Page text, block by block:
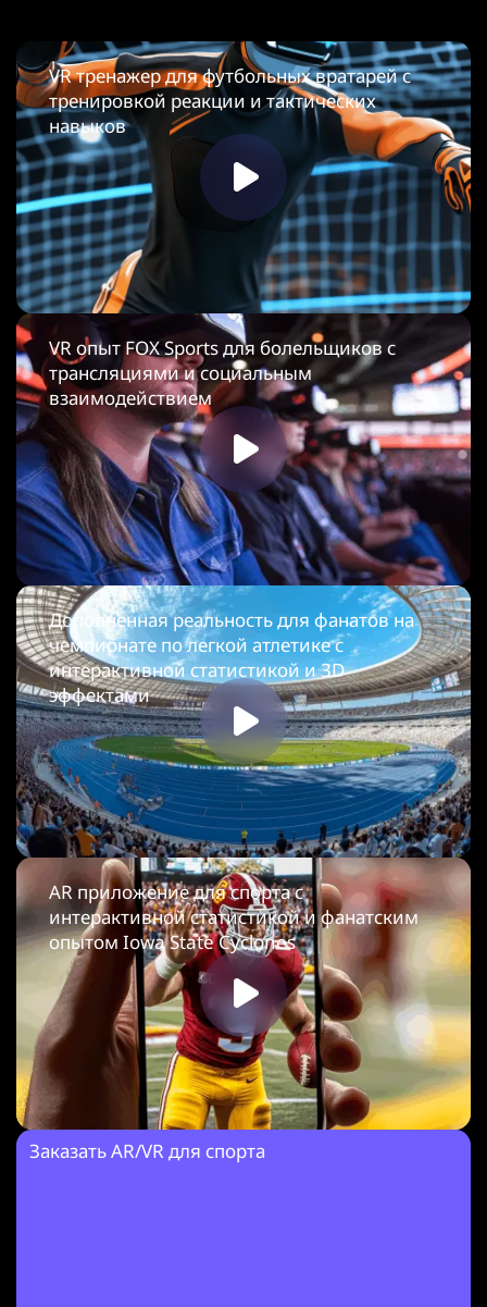
VR тренажер для футбольных вратарей с
тренировкой реакции и тактических
навыков
VR опыт FOX Sports для болельщиков с
трансляциями и социальным
взаимодействием
Дополненная реальность для фанатов на
чемпионате по легкой атлетике с
интерактивной статистикой и 3D
эффектами
AR приложение для спорта с
интерактивной статистикой и фанатским
опытом Iowa State Cyclones
Заказать AR/VR для спорта